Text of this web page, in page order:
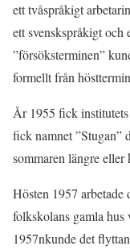
ett tvåspråkigt
ett svenskspråkigt
”försöksterminen”
formellt från
År 1955 fick
fick namnet ”Stugan”
sommaren längre eller
Hösten 1957
folkskolans gamla hus
1957nkunde det